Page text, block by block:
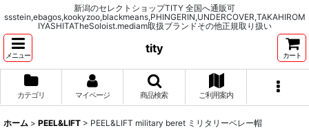
新潟のセレクトショップTITY 全国へ通販可
ssstein,ebagos,kookyzoo,blackmeans,PHINGERIN,UNDERCOVER,TAKAHIROM
IYASHITATheSoloist.mediam取扱ブランドその他正規取り扱い
メニュー
tity
カート
カテゴリ マイページ 商品検索 ご利用案内
ホーム > PEEL&LIFT > PEEL&LIFT military beret ミリタリーベレー帽